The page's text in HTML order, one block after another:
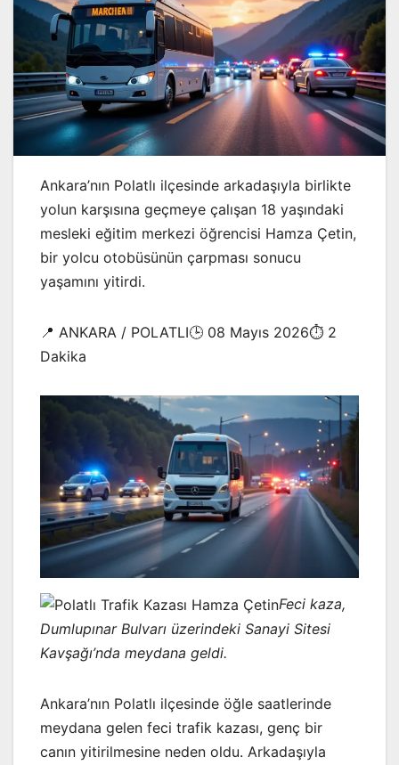
Ankara’nın Polatlı ilçesinde arkadaşıyla birlikte
yolun karşısına geçmeye çalışan 18 yaşındaki
mesleki eğitim merkezi öğrencisi Hamza Çetin,
bir yolcu otobüsünün çarpması sonucu
yaşamını yitirdi.
📍 ANKARA / POLATLI🕒 08 Mayıs 2026⏱️ 2
Dakika
Feci kaza,
Dumlupınar Bulvarı üzerindeki Sanayi Sitesi
Kavşağı’nda meydana geldi.
Ankara’nın Polatlı ilçesinde öğle saatlerinde
meydana gelen feci trafik kazası, genç bir
canın yitirilmesine neden oldu. Arkadaşıyla